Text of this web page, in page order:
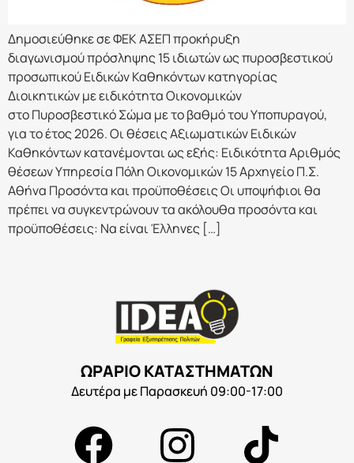
Δημοσιεύθηκε σε ΦΕΚ ΑΣΕΠ προκήρυξη
διαγωνισμού πρόσληψης 15 ιδιωτών ως πυροσβεστικού
προσωπικού Ειδικών Καθηκόντων κατηγορίας
Διοικητικών με ειδικότητα Οικονομικών
στο Πυροσβεστικό Σώμα με το βαθμό του Υποπυραγού,
για το έτος 2026. Οι θέσεις Αξιωματικών Ειδικών
Καθηκόντων κατανέμονται ως εξής: Ειδικότητα Αριθμός
θέσεων Υπηρεσία Πόλη Οικονομικών 15 Αρχηγείο Π.Σ.
Αθήνα Προσόντα και προϋποθέσεις Οι υποψήφιοι θα
πρέπει να συγκεντρώνουν τα ακόλουθα προσόντα και
προϋποθέσεις: Να είναι Έλληνες […]
ΩΡΑΡΙΟ ΚΑΤΑΣΤΗΜΑΤΩΝ
Δευτέρα με Παρασκευή 09:00-17:00